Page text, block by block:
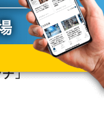
」と「ギガらくスイッチ」
ビス「ギガら
」